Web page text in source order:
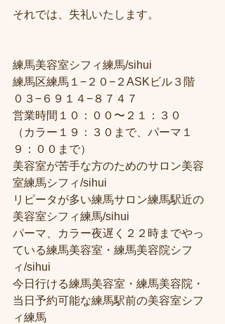
それでは、失礼いたします。
練馬美容室シフィ練馬/sihui
練馬区練馬１−２０−２ASKビル３階
０３−６９１４−８７４７
営業時間１０：００〜２１：３０
（カラー１９：３０まで、パーマ１
９：００まで）
美容室が苦手な方のためのサロン美容
室練馬シフィ/sihui
リピータが多い練馬サロン練馬駅近の
美容室シフィ練馬/sihui
パーマ、カラー夜遅く２２時までやっ
ている練馬美容室・練馬美容院シフ
ィ/sihui
今日行ける練馬美容室・練馬美容院・
当日予約可能な練馬駅前の美容室シフ
ィ練馬